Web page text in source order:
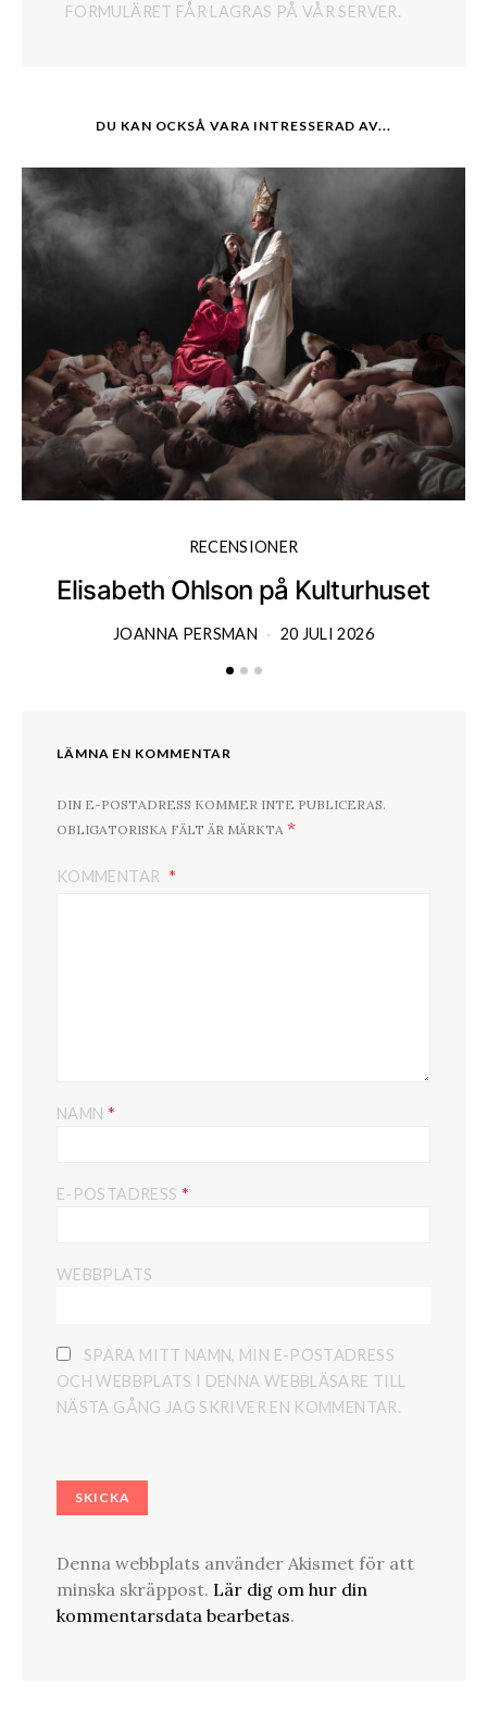
FORMULÄRET FÅR LAGRAS PÅ VÅR SERVER.
DU KAN OCKSÅ VARA INTRESSERAD AV...
RECENSIONER
Elisabeth Ohlson på Kulturhuset
JOANNA PERSMAN 20 JULI 2026
LÄMNA EN KOMMENTAR
DIN E-POSTADRESS KOMMER INTE PUBLICERAS.
OBLIGATORISKA FÄLT ÄR MÄRKTA *
KOMMENTAR
NAMN *
E-POSTADRESS *
WEBBPLATS
SPARA MITT NAMN, MIN E-POSTADRESS
OCH WEBBPLATS I DENNA WEBBLÄSARE TILL
NÄSTA GÅNG JAG SKRIVER EN KOMMENTAR.
Denna webbplats använder Akismet för att
minska skräppost. Lär dig om hur din
kommentarsdata bearbetas.